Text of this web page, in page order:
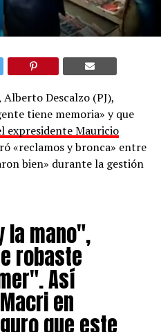
Descalzo (PJ),
tiene memoria» y que
expresidente Mauricio
«reclamos y bronca» entre
bien» durante la gestión
la mano",
robaste
Así
en
que este